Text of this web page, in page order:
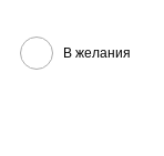
В желания